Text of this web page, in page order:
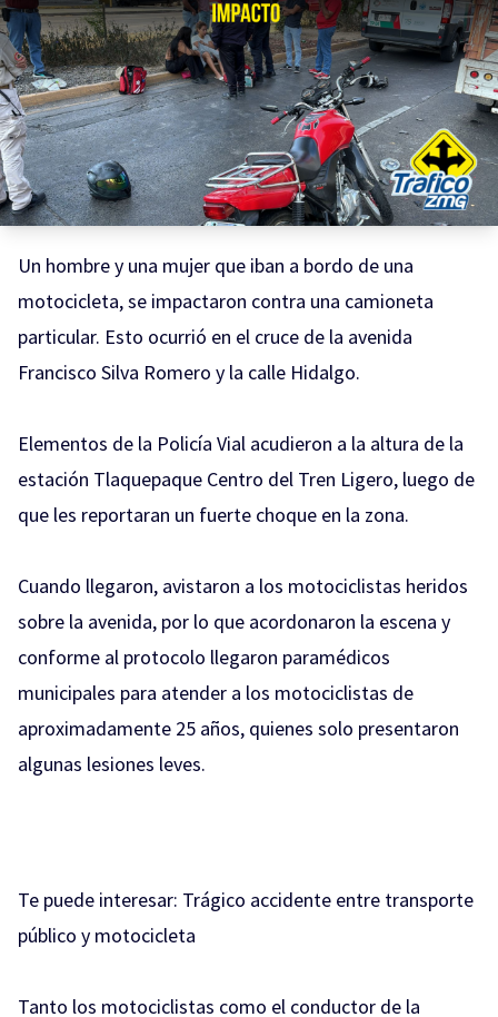
Un hombre y una mujer que iban a bordo de una
motocicleta, se impactaron contra una camioneta
particular. Esto ocurrió en el cruce de la avenida
Francisco Silva Romero y la calle Hidalgo.
Elementos de la Policía Vial acudieron a la altura de la
estación Tlaquepaque Centro del Tren Ligero, luego de
que les reportaran un fuerte choque en la zona.
Cuando llegaron, avistaron a los motociclistas heridos
sobre la avenida, por lo que acordonaron la escena y
conforme al protocolo llegaron paramédicos
municipales para atender a los motociclistas de
aproximadamente 25 años, quienes solo presentaron
algunas lesiones leves.
Te puede interesar: Trágico accidente entre transporte
público y motocicleta
Tanto los motociclistas como el conductor de la